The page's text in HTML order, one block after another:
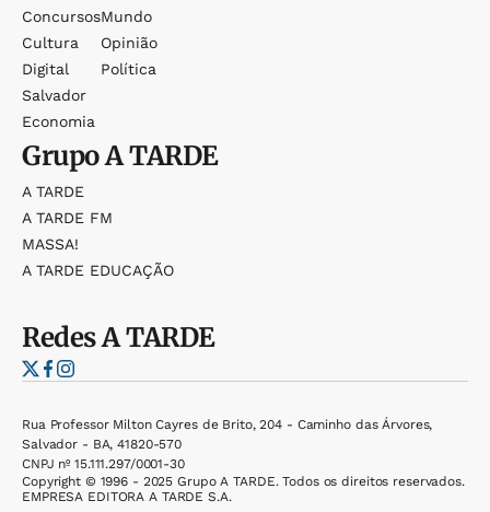
Concursos
Cultura
Digital
Salvador
Economia
Mundo
Opinião
Política
GrupoA TARDE
A TARDE
A TARDE FM
MASSA!
A TARDE EDUCAÇÃO
RedesA TARDE
Rua Professor Milton Cayres de Brito, 204 - Caminho das Árvores,
Salvador - BA, 41820-570
CNPJ nº 15.111.297/0001-30
Copyright © 1996 - 2025 Grupo A TARDE. Todos os direitos reservados.
EMPRESA EDITORA A TARDE S.A.